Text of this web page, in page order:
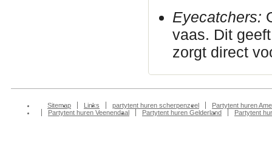
Eyecatchers:
vaas. Dit
zorgt direct
Sitemap Links partytent huren scherpenzeel
Partytent huren
Partytent huren Veenendaal
Partytent huren Gelderland Partytent